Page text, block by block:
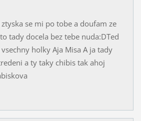
se mi po tobe a doufam ze
tady docela bez tebe nuda:DTed
holky Aja Misa A ja tady
a ty taky chibis tak ahoj